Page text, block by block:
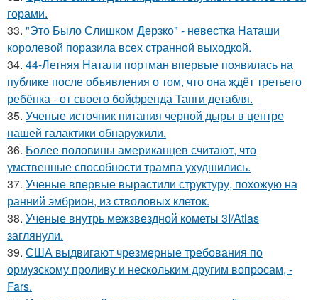
горами.
33. "Это Было Слишком Дерзко" - невестка Наташи
королевой поразила всех странной выходкой.
34. 44-Летняя Натали портман впервые появилась на
публике после объявления о том, что она ждёт третьего
ребёнка - от своего бойфренда Танги детабля.
35. Ученые источник питания черной дыры в центре
нашей галактики обнаружили.
36. Более половины американцев считают, что
умственные способности трампа ухудшились.
37. Ученые впервые вырастили структуру, похожую на
ранний эмбрион, из стволовых клеток.
38. Ученые внутрь межзвездной кометы 3I/Atlas
заглянули.
39. США выдвигают чрезмерные требования по
ормузскому проливу и нескольким другим вопросам, -
Fars.